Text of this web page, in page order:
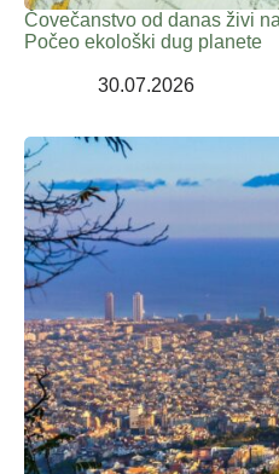
Čovečanstvo od danas živi
Počeo ekološki dug planete
30.07.2026